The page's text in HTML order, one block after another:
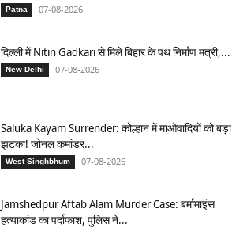
Patna 07-08-2026
दिल्ली में Nitin Gadkari से मिले बिहार के पथ निर्माण मंत्री,...
New Delhi 07-08-2026
Saluka Kayam Surrender: कोल्हान में माओवादियों को बड़ा
झटका! जोनल कमांडर...
West Singhbhum 07-08-2026
Jamshedpur Aftab Alam Murder Case: बर्मामाइंस
हत्याकांड का पर्दाफाश, पुलिस ने...